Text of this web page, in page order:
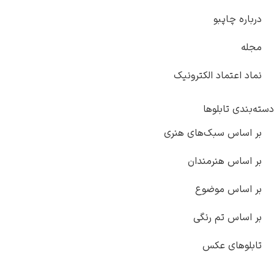
درباره چاپبو
مجله
نماد اعتماد الکترونیک
دسته‌بندی تابلوها
بر اساس سبک‌های هنری
بر اساس هنرمندان
بر اساس موضوع
بر اساس تم رنگی
تابلوهای عکس